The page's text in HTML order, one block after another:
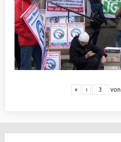
« ‹ von